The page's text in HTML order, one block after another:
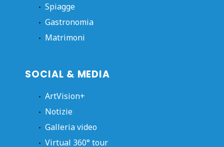
Spiagge
Gastronomia
Matrimoni
SOCIAL & MEDIA
ArtVision+
Notizie
Galleria video
Virtual 360° tour